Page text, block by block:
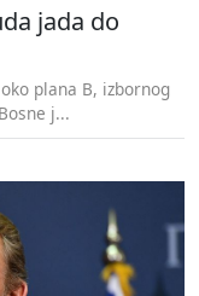
jada do
plana B, izbornog
j...